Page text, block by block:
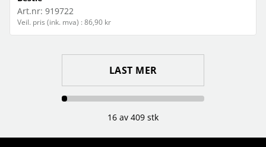
Art.nr: 919722
Veil. pris (ink. mva) : 86,90 kr
LAST MER
16 av 409 stk